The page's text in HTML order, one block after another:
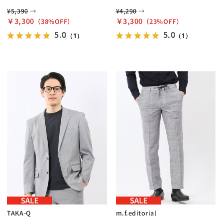
¥5,390 →
￥3,300 （38%OFF）
5.0 （1）
¥4,290 →
￥3,300 （23%OFF）
5.0 （1）
TAKA-Q m.f.editorial